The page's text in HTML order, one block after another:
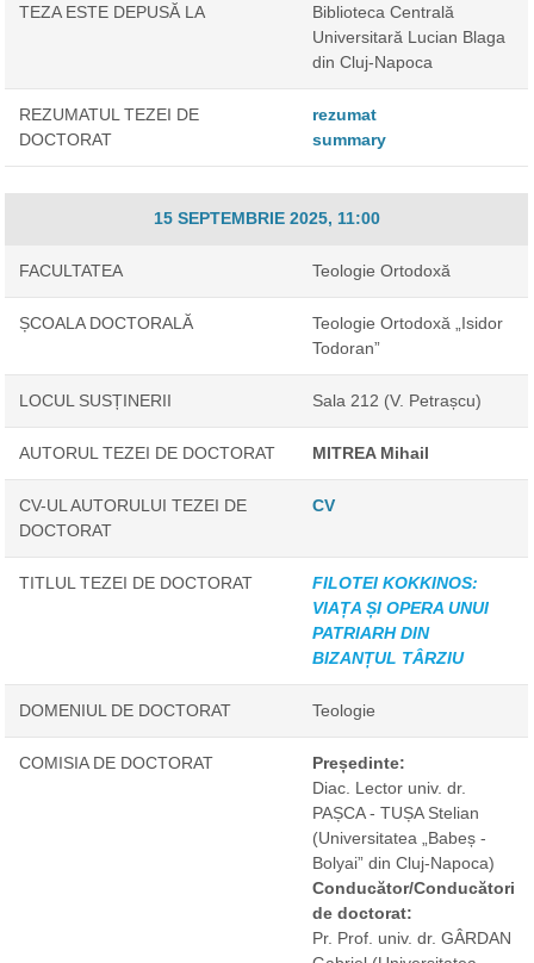
TEZA ESTE DEPUSĂ LA
Biblioteca Centrală
Universitară Lucian Blaga
din Cluj-Napoca
REZUMATUL TEZEI DE
DOCTORAT
rezumat
summary
15 SEPTEMBRIE 2025, 11:00
FACULTATEA Teologie Ortodoxă
ȘCOALA DOCTORALĂ
Teologie Ortodoxă „Isidor
Todoran”
LOCUL SUSȚINERII Sala 212 (V. Petrașcu)
AUTORUL TEZEI DE DOCTORAT MITREA Mihail
CV-UL AUTORULUI TEZEI DE
DOCTORAT
CV
TITLUL TEZEI DE DOCTORAT
FILOTEI KOKKINOS:
VIAȚA ȘI OPERA UNUI
PATRIARH DIN
BIZANȚUL TÂRZIU
DOMENIUL DE DOCTORAT Teologie
COMISIA DE DOCTORAT
Președinte:
Diac. Lector univ. dr.
PAȘCA - TUȘA Stelian
(Universitatea „Babeș -
Bolyai” din Cluj-Napoca)
Conducător/Conducători
de doctorat:
Pr. Prof. univ. dr. GÂRDAN